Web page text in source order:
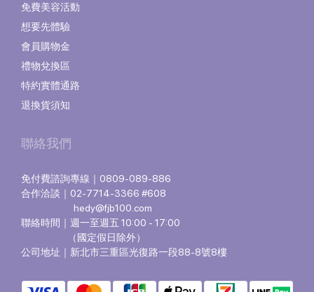
免費美容活動
想要先體驗
會員購物金
禮物兌換區
特約實體通路
退換貨須知
聯絡我們
免付費諮詢專線｜0809-089-886
合作洽談｜02-7714-3366 #608
hedy@fjb100.com
聯絡時間｜週一至週五 10:00 - 17:00
（國定假日除外）
公司地址｜新北市三重區光復路一段88-8號8樓